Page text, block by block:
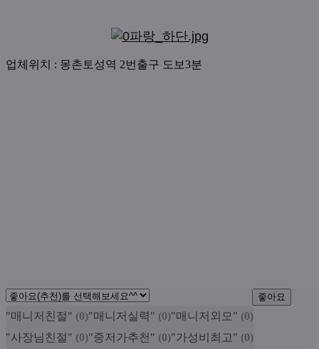
업체위치 : 몽촌토성역 2번출구 도보3분
좋아요
"매니저친절" (0)"매니저실력" (0)"매니저외모" (0)
"사장님친절" (0)"중저가추천" (0)"가성비최고" (0)